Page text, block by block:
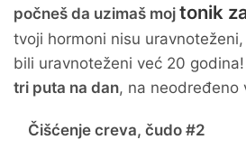
počneš da uzimaš moj tonik
tvoji hormoni nisu
bili uravnoteženi već 20 godina!
tri puta na dan, na neodređeno
Čišćenje creva, čudo #2